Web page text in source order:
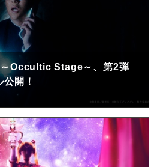
Occultic Stage～、第2弾
開！